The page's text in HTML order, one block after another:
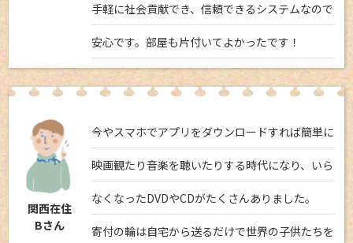
手軽に社会貢献でき、信頼できるシステムなので
安心です。部屋も片付いてよかったです！
関西在住
Bさん
今やスマホでアプリをダウンロードすれば簡単に
映画観たり音楽を聴いたりする時代になり、いら
なくなったDVDやCDがたくさんありました。
寄付の輪は自宅から送るだけで世界の子供たちを